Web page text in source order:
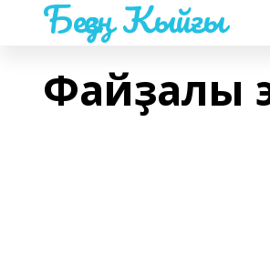
Беҙҙең Ҡыйғы
Файҙалы